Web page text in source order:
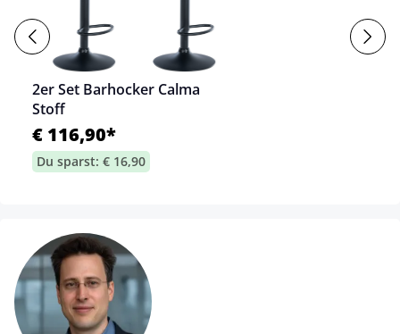
2er Set Barhocker Calma
Stoff
€ 116,90*
Du sparst: € 16,90